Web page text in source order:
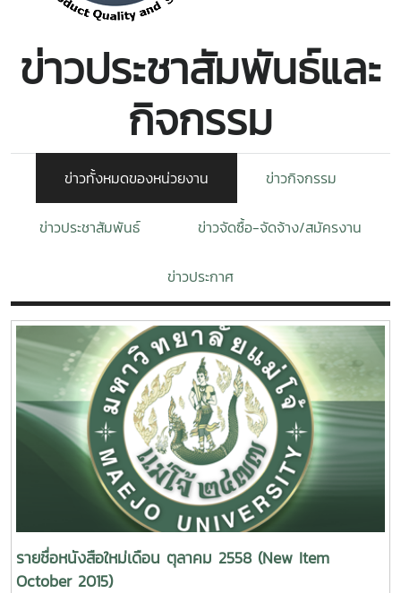
ข่าวประชาสัมพันธ์และ
กิจกรรม
ข่าวทั้งหมดของหน่วยงาน ข่าวกิจกรรม
ข่าวประชาสัมพันธ์ ข่าวจัดซื้อ-จัดจ้าง/สมัครงาน
ข่าวประกาศ
รายชื่อหนังสือใหม่เดือน ตุลาคม 2558 (New Item
October 2015)